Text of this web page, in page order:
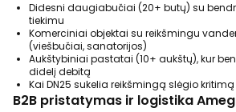
Didesni daugiabučiai (20+ butų) su
tiekimu
Komerciniai objektai su reikšmingu
(viešbučiai, sanatorijos)
Aukštybiniai pastatai (10+ aukštų), kur
didelį debitą
Kai DN25 sukelia reikšmingą slėgio
B2B pristatymas ir logistika